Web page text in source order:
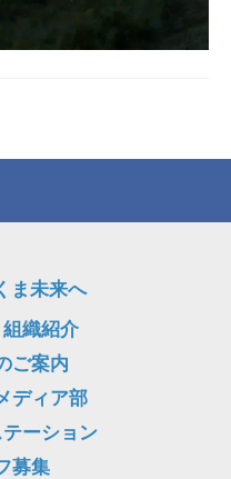
ま未来へ
織紹介
ご案内
ディア部
ーション
募集